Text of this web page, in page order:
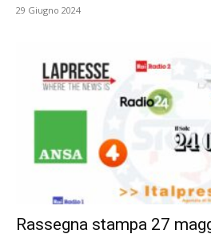
29 Giugno 2024
Rassegna stampa 27